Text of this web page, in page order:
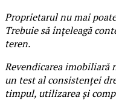
Proprietarul nu mai poate
Trebuie să înțeleagă
teren.
Revendicarea imobiliară
un test al consistenței
timpul, utilizarea și